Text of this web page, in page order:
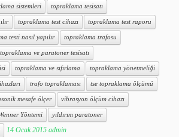
sistemleri topraklama tesisatı
topraklama test cihazı topraklama test raporu
testi nasıl yapılır topraklama trafosu
topraklama ve paratoner tesisatı
topraklama ve sıfırlama topraklama yönetmeliği
trafo topraklaması tse topraklama ölçümü
mesafe ölçer vibrasyon ölçüm cihazı
Yöntemi yıldırım paratoner
14 Ocak 2015 admin